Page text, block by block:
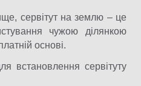
сервітут на землю – це
чужою ділянкою
основі.
встановлення сервітуту